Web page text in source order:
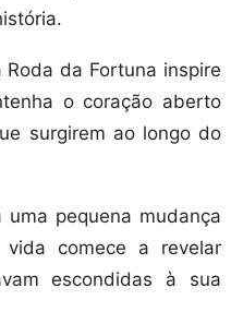
da Fortuna inspire
o coração aberto
surgirem ao longo do
pequena mudança
comece a revelar
escondidas à sua